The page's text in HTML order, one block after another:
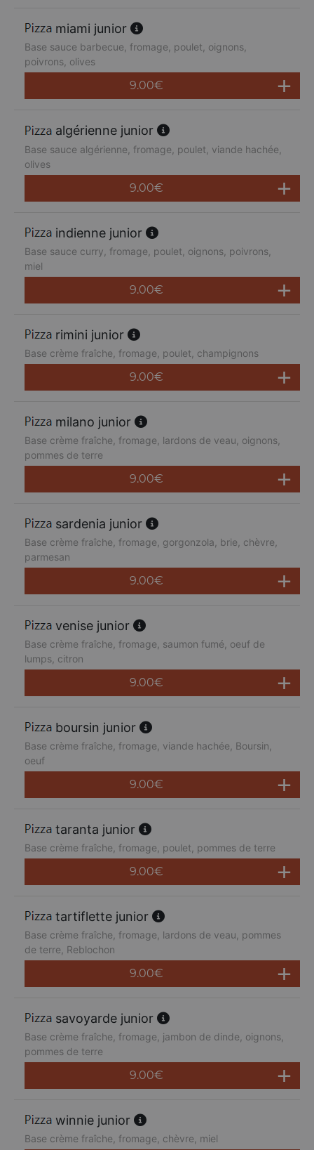
miami junior
Base sauce barbecue, fromage, poulet, oignons,
poivrons, olives
9.00€
algérienne junior
Base sauce algérienne, fromage, poulet, viande hachée,
olives
9.00€
indienne junior
Base sauce curry, fromage, poulet, oignons, poivrons,
miel
9.00€
rimini junior
Base crème fraîche, fromage, poulet, champignons
9.00€
milano junior
Base crème fraîche, fromage, lardons de veau, oignons,
pommes de terre
9.00€
sardenia junior
Base crème fraîche, fromage, gorgonzola, brie, chèvre,
parmesan
9.00€
venise junior
Base crème fraîche, fromage, saumon fumé, oeuf de
lumps, citron
9.00€
boursin junior
Base crème fraîche, fromage, viande hachée, Boursin,
oeuf
9.00€
taranta junior
Base crème fraîche, fromage, poulet, pommes de terre
9.00€
tartiflette junior
Base crème fraîche, fromage, lardons de veau, pommes
de terre, Reblochon
9.00€
savoyarde junior
Base crème fraîche, fromage, jambon de dinde, oignons,
pommes de terre
9.00€
winnie junior
Base crème fraîche, fromage, chèvre, miel